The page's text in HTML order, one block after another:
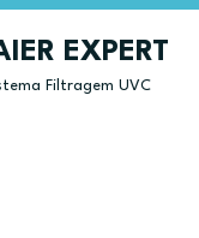
EXPERT
Filtragem UVC